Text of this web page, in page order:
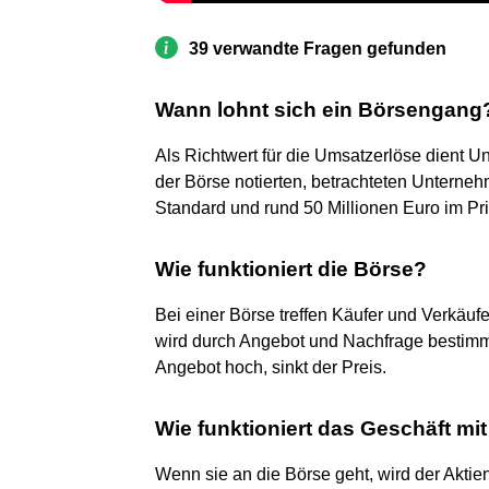
39 verwandte Fragen gefunden
Wann lohnt sich ein
Als Richtwert für die Umsatzerlöse dient
der Börse notierten, betrachteten
Standard und rund 50 Millionen Euro im
Wie funktioniert die Börse?
Bei einer Börse treffen Käufer und
wird durch Angebot und Nachfrage
Angebot hoch, sinkt der Preis.
Wie funktioniert das Geschäft
Wenn sie an die Börse geht, wird der